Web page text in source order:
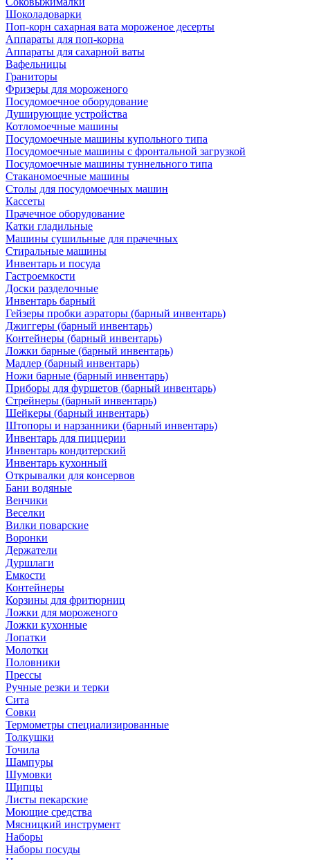
Шоколадоварки
Поп-корн сахарная вата мороженое десерты
Аппараты для поп-корна
Аппараты для сахарной ваты
Вафельницы
Граниторы
Фризеры для мороженого
Посудомоечное оборудование
Душирующие устройства
Котломоечные машины
Посудомоечные машины купольного типа
Посудомоечные машины с фронтальной загрузкой
Посудомоечные машины туннельного типа
Стаканомоечные машины
Столы для посудомоечных машин
Кассеты
Прачечное оборудование
Катки гладильные
Машины сушильные для прачечных
Стиральные машины
Инвентарь и посуда
Гастроемкости
Доски разделочные
Инвентарь барный
Гейзеры пробки аэраторы (барный инвентарь)
Джиггеры (барный инвентарь)
Контейнеры (барный инвентарь)
Ложки барные (барный инвентарь)
Мадлер (барный инвентарь)
Ножи барные (барный инвентарь)
Приборы для фуршетов (барный инвентарь)
Стрейнеры (барный инвентарь)
Шейкеры (барный инвентарь)
Штопоры и нарзанники (барный инвентарь)
Инвентарь для пиццерии
Инвентарь кондитерский
Инвентарь кухонный
Открывалки для консервов
Бани водяные
Венчики
Веселки
Вилки поварские
Воронки
Держатели
Дуршлаги
Емкости
Контейнеры
Корзины для фритюрниц
Ложки для мороженого
Ложки кухонные
Лопатки
Молотки
Половники
Прессы
Ручные резки и терки
Сита
Совки
Термометры специализированные
Толкушки
Точила
Шампуры
Шумовки
Щипцы
Листы пекарские
Моющие средства
Мясницкий инструмент
Наборы
Наборы посуды